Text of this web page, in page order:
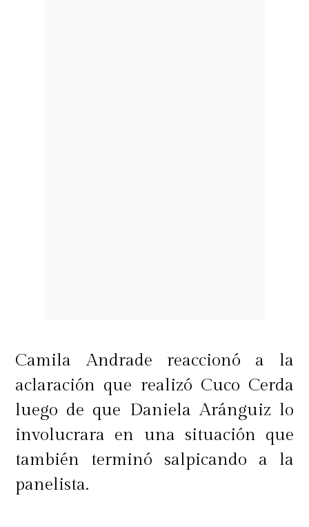
Camila Andrade reaccionó a la
aclaración que realizó Cuco Cerda
luego de que Daniela Aránguiz lo
involucrara en una situación que
también terminó salpicando a la
panelista.